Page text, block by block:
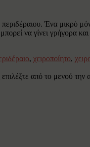
Ένα μικρό
να γίνει γρήγορα
, χειροποίητο,
επιλέξτε από το μενού